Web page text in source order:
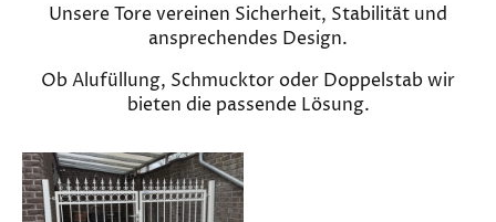
Unsere Tore vereinen Sicherheit, Stabilität und
ansprechendes Design.
Ob Alufüllung, Schmucktor oder Doppelstab wir
bieten die passende Lösung.